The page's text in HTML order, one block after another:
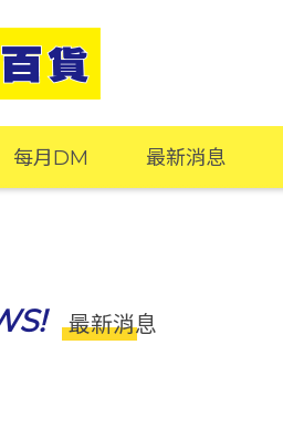
每月DM 最新消息
最新消息